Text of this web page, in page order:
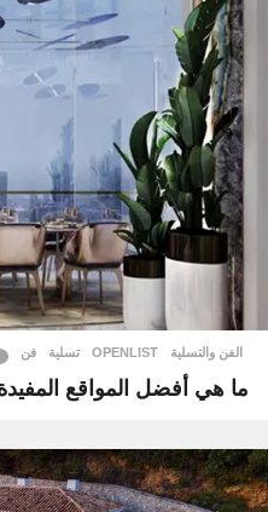
الفن والتسلية OPENLIST
,
تسلية ,فن
ما هي أفضل المواقع